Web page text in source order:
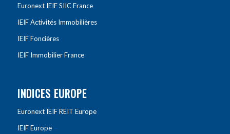
Euronext IEIF SIIC France
IEIF Activités Immobilières
IEIF Foncières
IEIF Immobilier France
INDICES EUROPE
Euronext IEIF REIT Europe
IEIF Europe